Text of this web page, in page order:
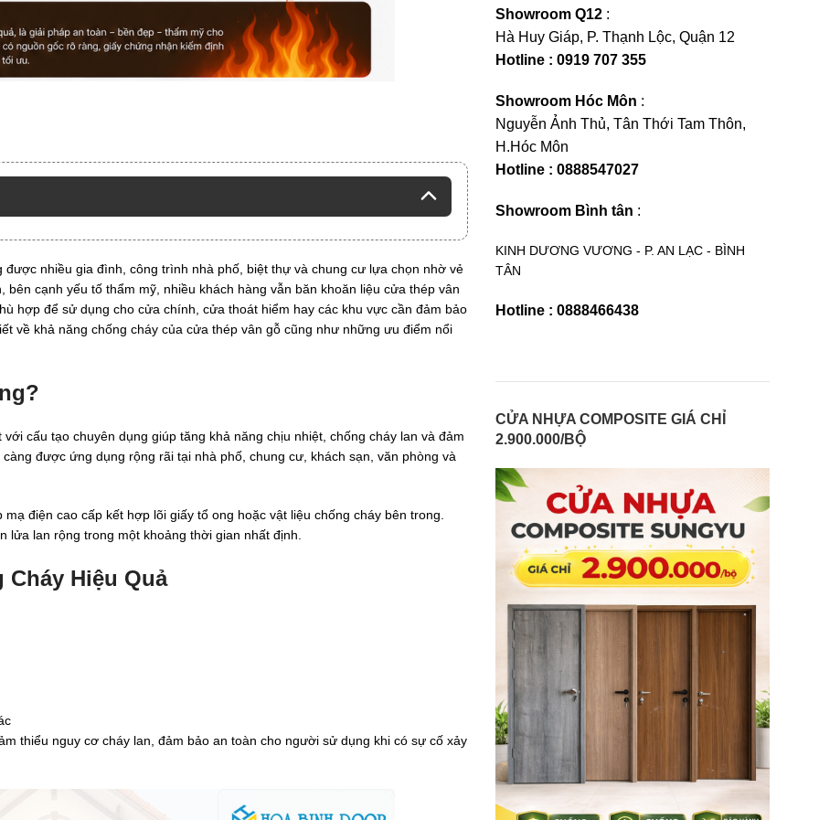
nhiều gia đình, công trình nhà phố, biệt thự và chung cư lựa chọn nhờ vẻ
cạnh yếu tố thẩm mỹ, nhiều khách hàng vẫn băn khoăn liệu cửa thép vân
hợp để sử dụng cho cửa chính, cửa thoát hiểm hay các khu vực cần đảm bảo
về khả năng chống cháy của cửa thép vân gỗ cũng như những ưu điểm nổi
cấu tạo chuyên dụng giúp tăng khả năng chịu nhiệt, chống cháy lan và đảm
được ứng dụng rộng rãi tại nhà phố, chung cư, khách sạn, văn phòng và
điện cao cấp kết hợp lõi giấy tổ ong hoặc vật liệu chống cháy bên trong.
lửa lan rộng trong một khoảng thời gian nhất định.
Cháy Hiệu Quả
thiểu nguy cơ cháy lan, đảm bảo an toàn cho người sử dụng khi có sự cố xảy
Showroom Q12 :
Hà Huy Giáp, P. Thạnh Lộc, Quận 12
Hotline : 0919 707 355
Showroom Hóc Môn :
Nguyễn Ảnh Thủ, Tân Thới Tam Thôn,
H.Hóc Môn
Hotline : 0888547027
Showroom Bình tân :
KINH DƯƠNG VƯƠNG - P. AN LẠC - BÌNH
TÂN
Hotline : 0888466438
CỬA NHỰA COMPOSITE GIÁ CHỈ
2.900.000/BỘ